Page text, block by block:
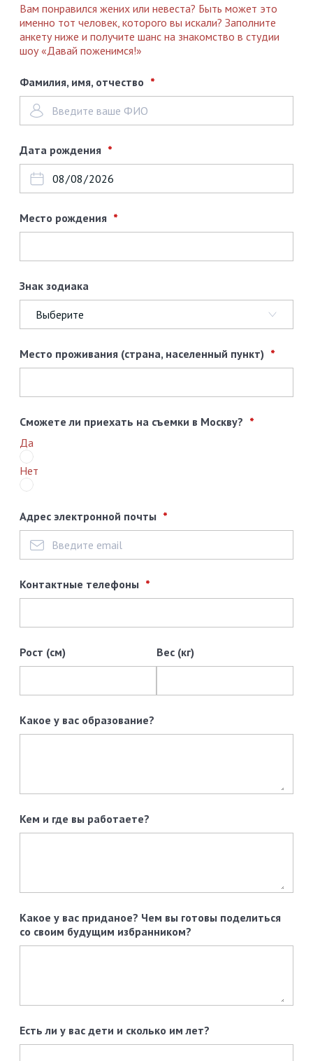
Вам понравился жених или невеста? Быть может это
именно тот человек, которого вы искали? Заполните
анкету ниже и получите шанс на знакомство в студии
шоу «Давай поженимся!»
Фамилия, имя, отчество
Дата рождения
Место рождения
Знак зодиака
Место проживания (страна, населенный пункт)
Сможете ли приехать на съемки в Москву?
Да
Нет
Адрес электронной почты
Контактные телефоны
Рост (см) Вес (кг)
Какое у вас образование?
Кем и где вы работаете?
Какое у вас приданое? Чем вы готовы поделиться
со своим будущим избранником?
Есть ли у вас дети и сколько им лет?